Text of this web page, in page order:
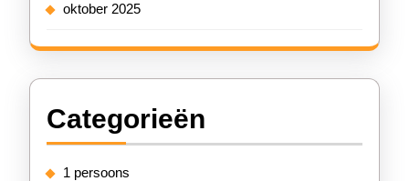
oktober 2025
Categorieën
1 persoons